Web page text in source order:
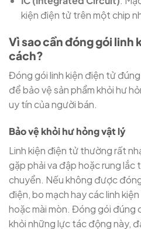
kiện điện tử trên một chip
Vì sao cần đóng gói linh
cách?
Đóng gói linh kiện điện tử
để bảo vệ sản phẩm khỏi hư
uy tín của người bán.
Bảo vệ khỏi hư hỏng vật lý
Linh kiện điện tử thường rất
gặp phải va đập hoặc rung lắc
chuyển. Nếu không được
điện, bo mạch hay các linh
hoặc mài mòn. Đóng gói đúng
khỏi những lực tác động này,